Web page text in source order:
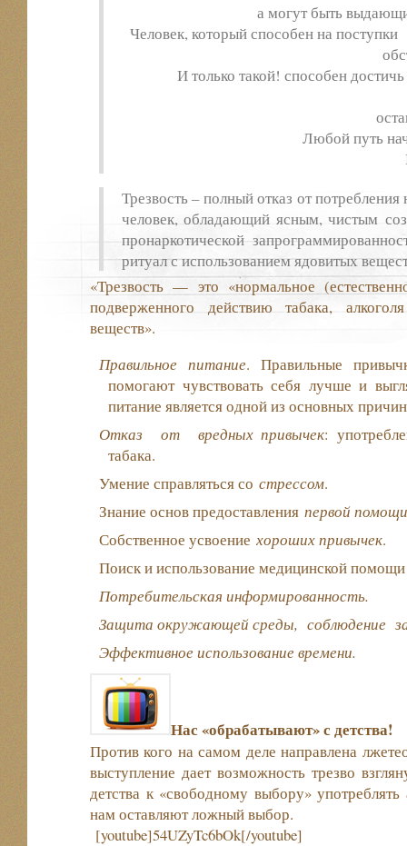
а могут быть
Человек, который способен на
И только такой! способен
Любой путь
Трезвость – полный отказ от потребления
человек, обладающий ясным, чистым
пронаркотической
ритуал с использованием ядовитых
«Трезвость — это «нормальное
подверженного действию табака,
веществ».
Правильное питание. Правильные
помогают чувствовать себя лучше и
питание является одной из основных
Отказ от вредных привычек:
табака.
Умение справляться со стрессом.
Знание основ предоставления первой помощи
Собственное усвоение хороших привычек.
Поиск и использование медицинской
Потребительская информированность.
Защита окружающей среды,
Эффективное использование времени.
Нас «обрабатывают» с детства!
Против кого на самом деле направлена
выступление дает возможность трезво
детства к «свободному выбору»
нам оставляют ложный выбор.
[youtube]54UZyTc6bOk[/youtube]